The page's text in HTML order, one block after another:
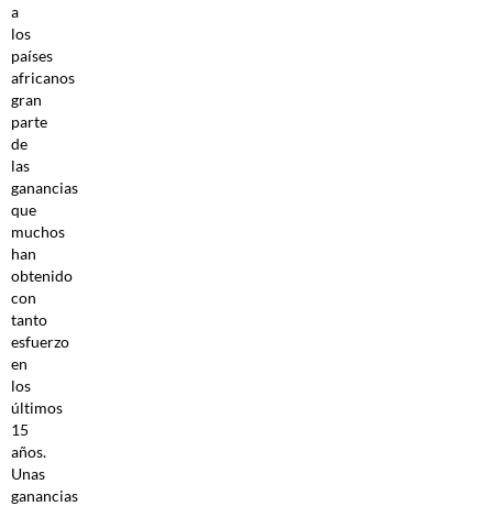
a
los
países
africanos
gran
parte
de
las
ganancias
que
muchos
han
obtenido
con
tanto
esfuerzo
en
los
últimos
15
años.
Unas
ganancias